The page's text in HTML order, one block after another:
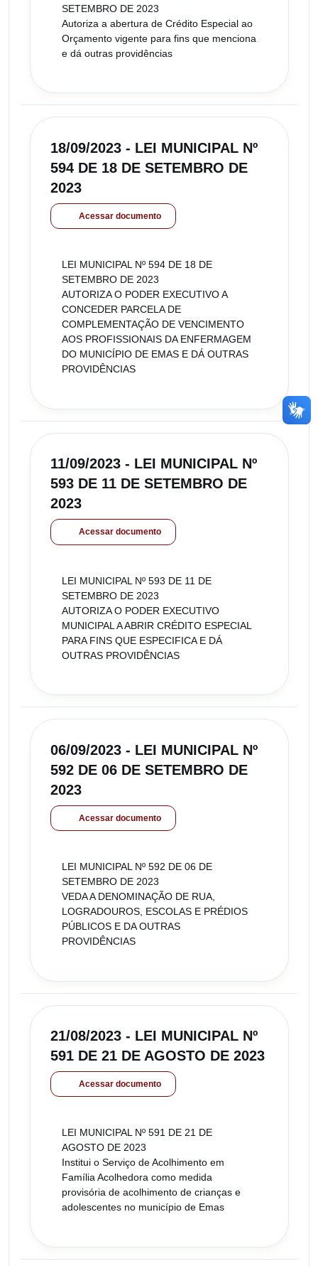
SETEMBRO DE 2023
Autoriza a abertura de Crédito Especial ao
Orçamento vigente para fins que menciona
e dá outras providências
18/09/2023 - LEI MUNICIPAL Nº
594 DE 18 DE SETEMBRO DE
2023
Acessar documento
LEI MUNICIPAL Nº 594 DE 18 DE
SETEMBRO DE 2023
AUTORIZA O PODER EXECUTIVO A
CONCEDER PARCELA DE
COMPLEMENTAÇÃO DE VENCIMENTO
AOS PROFISSIONAIS DA ENFERMAGEM
DO MUNICÍPIO DE EMAS E DÁ OUTRAS
PROVIDÊNCIAS
11/09/2023 - LEI MUNICIPAL Nº
593 DE 11 DE SETEMBRO DE
2023
Acessar documento
LEI MUNICIPAL Nº 593 DE 11 DE
SETEMBRO DE 2023
AUTORIZA O PODER EXECUTIVO
MUNICIPAL A ABRIR CRÉDITO ESPECIAL
PARA FINS QUE ESPECIFICA E DÁ
OUTRAS PROVIDÊNCIAS
06/09/2023 - LEI MUNICIPAL Nº
592 DE 06 DE SETEMBRO DE
2023
Acessar documento
LEI MUNICIPAL Nº 592 DE 06 DE
SETEMBRO DE 2023
VEDA A DENOMINAÇÃO DE RUA,
LOGRADOUROS, ESCOLAS E PRÉDIOS
PÚBLICOS E DA OUTRAS
PROVIDÊNCIAS
21/08/2023 - LEI MUNICIPAL Nº
591 DE 21 DE AGOSTO DE 2023
Acessar documento
LEI MUNICIPAL Nº 591 DE 21 DE
AGOSTO DE 2023
Institui o Serviço de Acolhimento em
Família Acolhedora como medida
provisória de acolhimento de crianças e
adolescentes no município de Emas